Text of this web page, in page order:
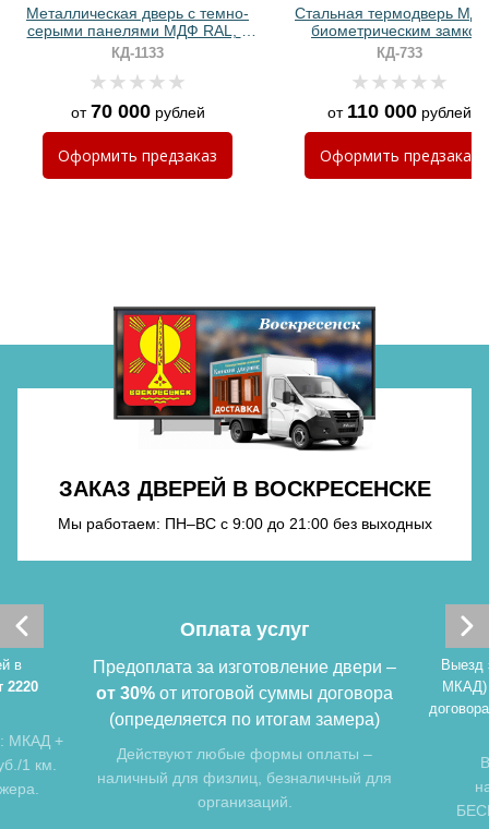
Хочу такую
Хочу такую
Металлическая дверь с темно-
серыми панелями МДФ RAL, с
отбойником и биометрическим
замком
КД-1133
от70 000рублей
Оформить предзаказ
Стальная термодверь
биометрическим замком
КД-733
от 110 000 рублей
Оформить предзаказ
ЗАКАЗ ДВЕРЕЙ В ВОСКРЕСЕНСКЕ
Мы работаем: ПН–ВС с 9:00 до 21:00 без выходных
в
2220
МКАД +
1 км.
Оплата услуг
Предоплата за изготовление двери –
от 30% от итоговой суммы договора
(определяется по итогам замера)
Действуют любые формы оплаты –
наличный для физлиц, безналичный для
организаций.
Выезд